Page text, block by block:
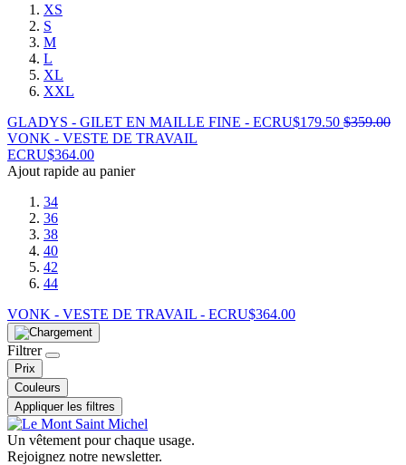
XS
S
M
L
XL
XXL
GLADYS - GILET EN MAILLE FINE - ECRU$179.50 $359.00
VONK - VESTE DE TRAVAIL
ECRU$364.00
Ajout rapide au panier
34
36
38
40
42
44
VONK - VESTE DE TRAVAIL - ECRU$364.00
Filtrer
Prix
Couleurs
Appliquer les filtres
Un vêtement pour chaque usage.
Rejoignez notre newsletter.